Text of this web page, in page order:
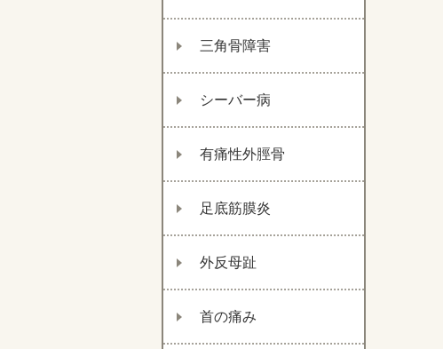
三角骨障害
シーバー病
有痛性外脛骨
足底筋膜炎
外反母趾
首の痛み